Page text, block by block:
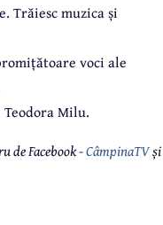
Trăiesc muzica și
voci ale
Teodora Milu.
de Facebook -CâmpinaTVși